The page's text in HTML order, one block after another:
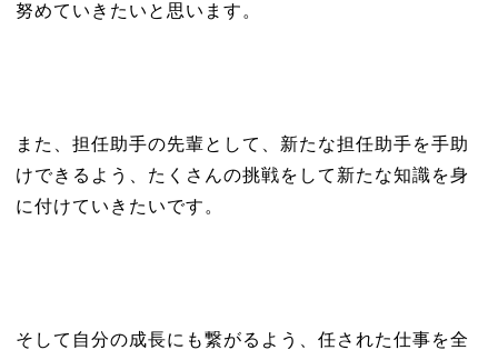
努めていきたいと思います。
また、担任助手の先輩として、新たな担任助手を手助
けできるよう、たくさんの挑戦をして新たな知識を身
に付けていきたいです。
そして自分の成長にも繋がるよう、任された仕事を全